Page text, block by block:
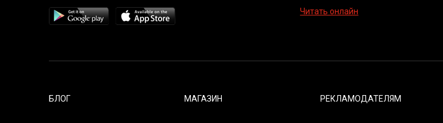
Читать онлайн
БЛОГ МАГАЗИН РЕКЛАМОДАТЕЛЯМ